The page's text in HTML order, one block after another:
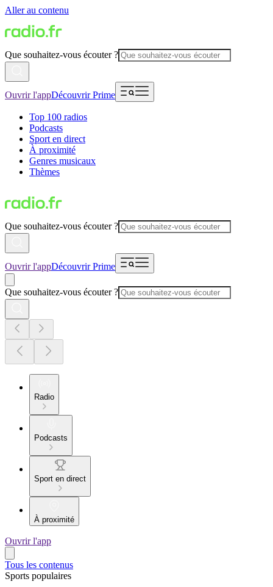
Aller au contenu
Que souhaitez-vous écouter ?
Ouvrir l'appDécouvrir Prime
Top 100 radios
Podcasts
Sport en direct
À proximité
Genres musicaux
Thèmes
Que souhaitez-vous écouter ?
Ouvrir l'appDécouvrir Prime
Que souhaitez-vous écouter ?
Radio
Podcasts
Sport en direct
À proximité
Ouvrir l'app
Tous les contenus
Sports populaires